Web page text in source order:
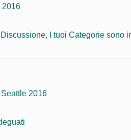
2016
, I tuoi Categorie sono
2016